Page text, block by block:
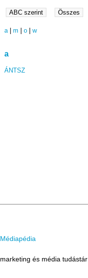
a |m |o |w
a
ÁNTSZ
Médiapédia
marketing és média tudástár